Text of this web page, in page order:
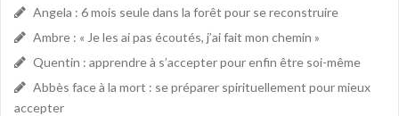
Angela : 6 mois seule dans la forêt pour se reconstruire
Ambre : « Je les ai pas écoutés, j’ai fait mon chemin »
Quentin : apprendre à s’accepter pour enfin être soi-même
Abbès face à la mort : se préparer spirituellement pour mieux
accepter